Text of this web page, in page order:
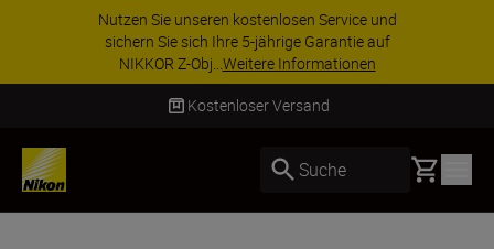
Nutzen Sie unseren kostenlosen Service und
sichern Sie sich Ihre 5-jährige Garantie auf
NIKKOR Z-Obj...Weitere Informationen
Kostenloser Versand
Suche Basket